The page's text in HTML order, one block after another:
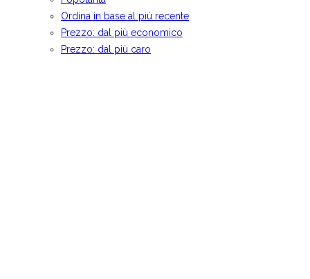
Ordina in base al più recente
Prezzo: dal più economico
Prezzo: dal più caro